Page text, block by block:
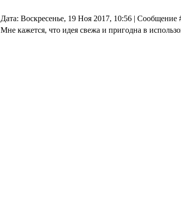
Дата: Воскресенье, 19 Ноя 2017, 10:56 | Сообщение
Мне кажется, что идея свежа и пригодна в